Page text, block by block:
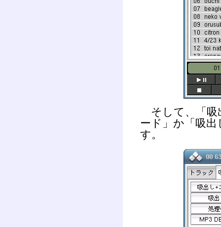
そして、「吸
ード」か「吸
す。